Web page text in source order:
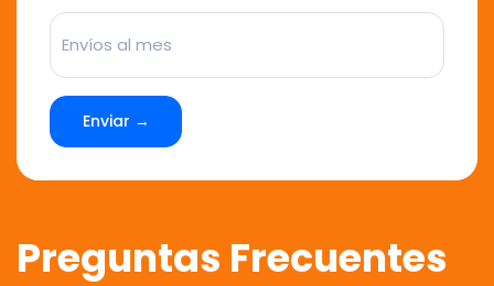
Enviar →
Preguntas Frecuentes